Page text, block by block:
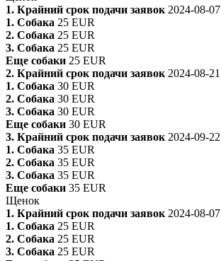
1. Крайний срок подачи заявок 2024-08-07
1. Собака 25 EUR
2. Собака 25 EUR
3. Собака 25 EUR
Еще собаки 25 EUR
2. Крайний срок подачи заявок 2024-08-21
1. Собака 30 EUR
2. Собака 30 EUR
3. Собака 30 EUR
Еще собаки 30 EUR
3. Крайний срок подачи заявок 2024-09-22
1. Собака 35 EUR
2. Собака 35 EUR
3. Собака 35 EUR
Еще собаки 35 EUR
Щенок
1. Крайний срок подачи заявок 2024-08-07
1. Собака 25 EUR
2. Собака 25 EUR
3. Собака 25 EUR